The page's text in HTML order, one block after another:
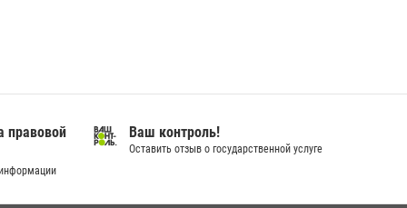
правовой
Ваш контроль!
Оставить отзыв о государственной услуге